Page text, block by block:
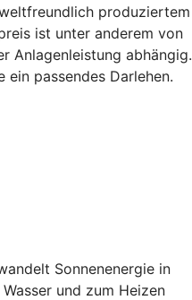
produziertem
ist unter anderem von
Anlagenleistung abhängig.
ein passendes Darlehen.
Sonnenenergie in
und zum Heizen